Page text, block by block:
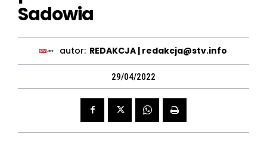
Sadowia
autor: REDAKCJA | redakcja@stv.info
29/04/2022